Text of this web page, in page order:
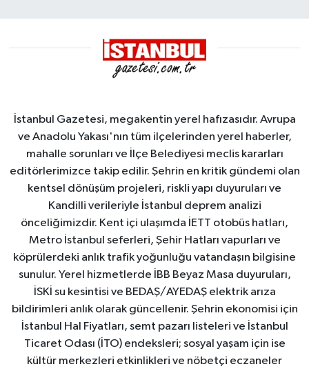
İstanbul Gazetesi, megakentin yerel hafızasıdır. Avrupa
ve Anadolu Yakası'nın tüm ilçelerinden yerel haberler,
mahalle sorunları ve İlçe Belediyesi meclis kararları
editörlerimizce takip edilir. Şehrin en kritik gündemi olan
kentsel dönüşüm projeleri, riskli yapı duyuruları ve
Kandilli verileriyle İstanbul deprem analizi
önceliğimizdir. Kent içi ulaşımda İETT otobüs hatları,
Metro İstanbul seferleri, Şehir Hatları vapurları ve
köprülerdeki anlık trafik yoğunluğu vatandaşın bilgisine
sunulur. Yerel hizmetlerde İBB Beyaz Masa duyuruları,
İSKİ su kesintisi ve BEDAŞ/AYEDAŞ elektrik arıza
bildirimleri anlık olarak güncellenir. Şehrin ekonomisi için
İstanbul Hal Fiyatları, semt pazarı listeleri ve İstanbul
Ticaret Odası (İTO) endeksleri; sosyal yaşam için ise
kültür merkezleri etkinlikleri ve nöbetçi eczaneler